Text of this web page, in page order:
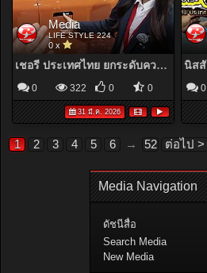
Media
LIFE STYLE 224
0 x
เชอรี ประเทศไทย ยกระดับความมั่นใจลูกค้า มอบ Lifetime Warranty สำหรับ Chery Q และ Chery V23
0 322 0 0
31 มี.ค. 2026
0
1 2 3 4 5 6 → 52 ต่อไป >
Media Navigation
ดัชนีสื่อ
Search Media
New Media